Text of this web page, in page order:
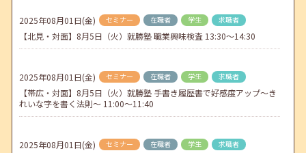
2026年04月02日(木) jobcafeからのお知らせ
2025年08月01日(金) セミナー 在職者 学生 求職者
【北見・対面】8月5日（火）就勝塾 職業興味検査 13:30～14:30
2025年08月01日(金) セミナー 在職者 学生 求職者
【帯広・対面】8月5日（火）就勝塾 手書き履歴書で好感度アップ～き
れいな字を書く法則～ 11:00～11:40
2025年08月01日(金) セミナー 在職者 学生 求職者